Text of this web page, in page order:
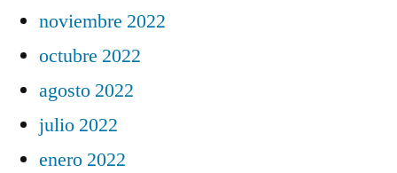
noviembre 2022
octubre 2022
agosto 2022
julio 2022
enero 2022